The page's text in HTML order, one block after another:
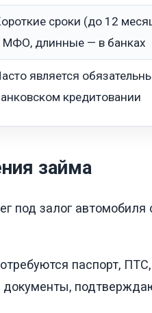
сроки (до 12
МФО, длинные — в банках
является
кредитовании
займа
под залог автомобиля
паспорт,
документы,